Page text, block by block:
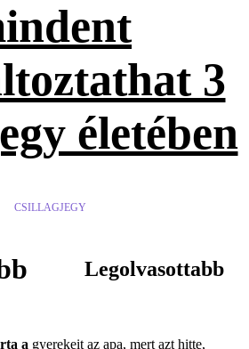
3
életében
CSILLAGJEGY
Legolvasottabb
a gyerekeit az apa, mert azt hitte,